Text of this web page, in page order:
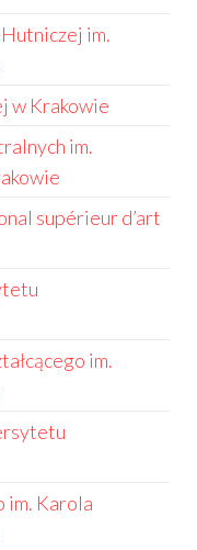
im.
w Krakowie
im.
supérieur d’art
im.
im. Karola